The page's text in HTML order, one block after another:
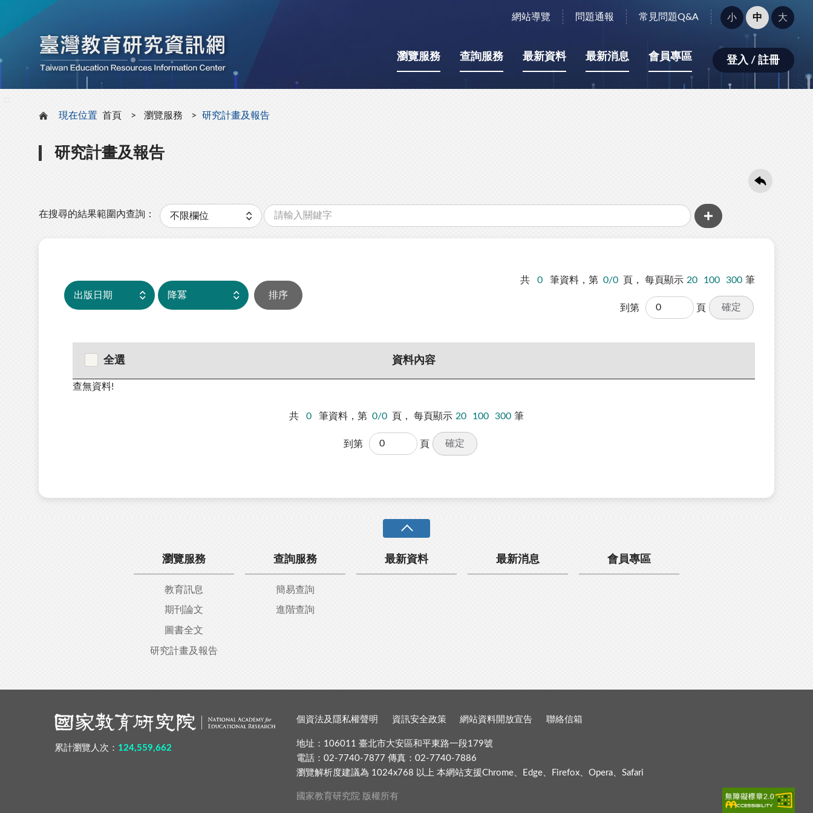
網站導覽 問題通報 常見問題Q&A
字
型
小：
小 中 大
瀏覽服務 查詢服務 最新資料 最新消息 會員專區 登入 / 註冊
現在位置 首頁 瀏覽服務 研究計畫及報告
研究計畫及報告
在搜尋的結果範圍內查詢：
類
字
共 0 筆資料，第 0/0 頁， 每頁顯示 20 100 300 筆
到第 頁 確定
全選 資料內容
查無資料!
共 0 筆資料，第 0/0 頁， 每頁顯示 20 100 300 筆
到第 頁 確定
瀏覽服務
教育訊息
期刊論文
圖書全文
研究計畫及報告
查詢服務
簡易查詢
進階查詢
最新資料 最新消息 會員專區
累計瀏覽人次： 124,559,662
個資法及隱私權聲明 資訊安全政策 網站資料開放宣告 聯絡信箱
地址：106011 臺北市大安區和平東路一段179號
電話：02-7740-7877 傳真：02-7740-7886
瀏覽解析度建議為 1024x768 以上 本網站支援Chrome、Edge、Firefox、Opera、Safari
國家教育研究院 版權所有